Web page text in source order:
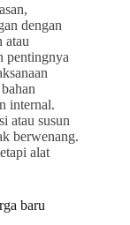
dengan
atau
pentingnya
internal.
atau susun
berwenang.
alat
baru